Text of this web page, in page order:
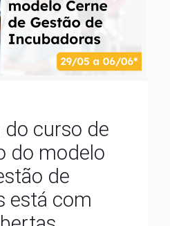
curso de
do modelo
de
está com